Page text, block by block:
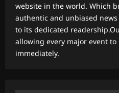
website in the world. Which
authentic and unbiased
to its dedicated
allowing every major event
immediately.